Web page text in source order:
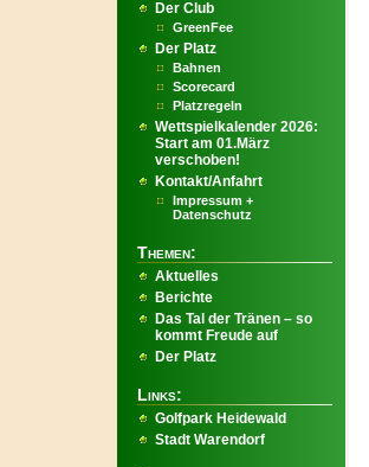
Der Club
GreenFee
Der Platz
Bahnen
Scorecard
Platzregeln
Wettspielkalender 2026:
Start am 01.März
verschoben!
Kontakt/Anfahrt
Impressum +
Datenschutz
Themen:
Aktuelles
Berichte
Das Tal der Tränen – so
kommt Freude auf
Der Platz
Links:
Golfpark Heidewald
Stadt Warendorf